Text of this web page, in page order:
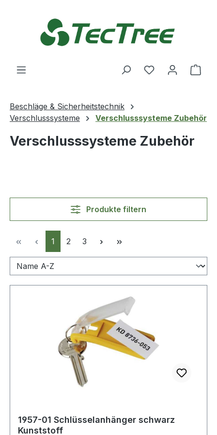
Du hast 0
Beschläge & Sicherheitstechnik
Verschlusssysteme
Verschlusssysteme Zubehör
Verschlusssysteme Zubehör
Produkte filtern
Seite
1 Seite
2 Seite
3
1957-01 Schlüsselanhänger schwarz
Kunststoff